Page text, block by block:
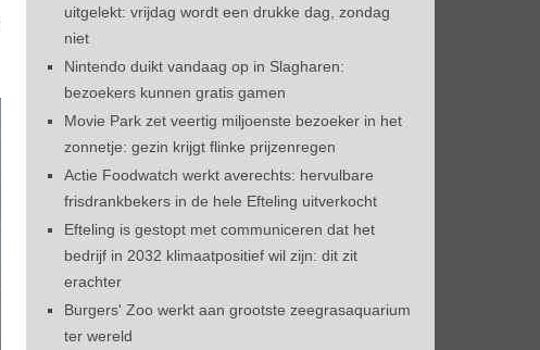
uitgelekt: vrijdag wordt een drukke dag, zondag
niet
Nintendo duikt vandaag op in Slagharen:
bezoekers kunnen gratis gamen
Movie Park zet veertig miljoenste bezoeker in het
zonnetje: gezin krijgt flinke prijzenregen
Actie Foodwatch werkt averechts: hervulbare
frisdrankbekers in de hele Efteling uitverkocht
Efteling is gestopt met communiceren dat het
bedrijf in 2032 klimaatpositief wil zijn: dit zit
erachter
Burgers' Zoo werkt aan grootste zeegrasaquarium
ter wereld